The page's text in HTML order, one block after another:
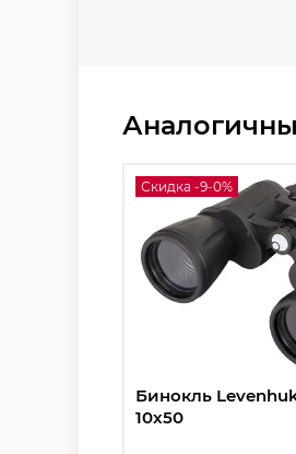
Скидка -9-0%
Бинокль
10x50